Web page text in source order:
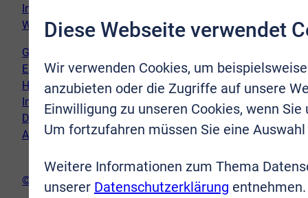
Immobilie kaufen
Wir vor Ort
Genderhinweis
Erklärung zur Barrierefreiheit
Hinweispflicht Newsletter
Impressum
Datenschutz
AGB
© VR-Immobilien Bonn Rhein-Sieg GmbH
Diese Webseite verwendet
Wir verwenden Cookies, um
anzubieten oder die Zugriffe auf unsere
Einwilligung zu unseren Cookies, wenn
Um fortzufahren müssen Sie eine
Weitere Informationen zum Thema
unserer Datenschutzerklärung